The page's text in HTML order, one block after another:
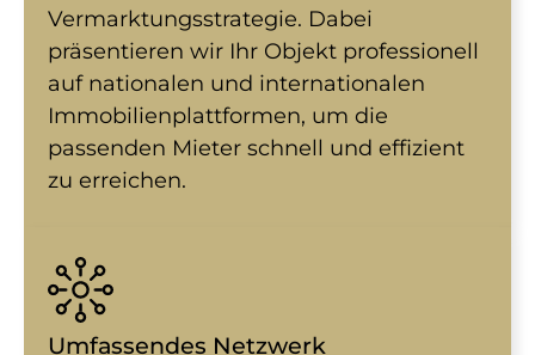
Vermarktungsstrategie. Dabei
präsentieren wir Ihr Objekt professionell
auf nationalen und internationalen
Immobilienplattformen, um die
passenden Mieter schnell und effizient
zu erreichen.
Umfassendes Netzwerk